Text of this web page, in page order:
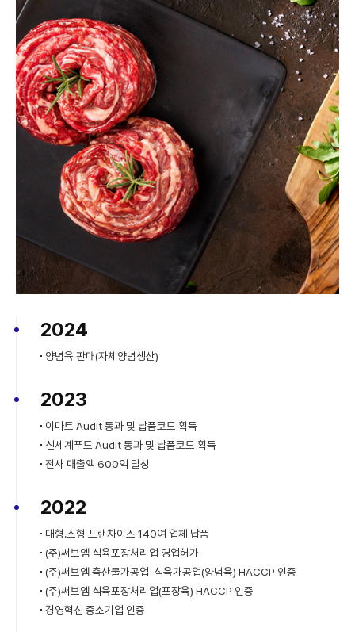
2024
양념육 판매(자체양념생산)
2023
이마트 Audit 통과 및 납품코드 획득
신세계푸드 Audit 통과 및 납품코드 획득
전사 매출액 600억 달성
2022
대형.소형 프랜차이즈 140여 업체 납품
(주)써브엠 식육포장처리업 영업허가
(주)써브엠 축산물가공업-식육가공업(양념육) HACCP 인증
(주)써브엠 식육포장처리업(포장육) HACCP 인증
경영혁신 중소기업 인증